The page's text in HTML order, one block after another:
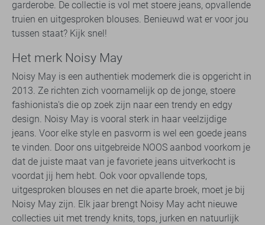
garderobe. De collectie is vol met stoere jeans, opvallende
truien en uitgesproken blouses. Benieuwd wat er voor jou
tussen staat? Kijk snel!
Het merk Noisy May
Noisy May is een authentiek modemerk die is opgericht in
2013. Ze richten zich voornamelijk op de jonge, stoere
fashionista's die op zoek zijn naar een trendy en edgy
design. Noisy May is vooral sterk in haar veelzijdige
jeans. Voor elke style en pasvorm is wel een goede jeans
te vinden. Door ons uitgebreide NOOS aanbod voorkom je
dat de juiste maat van je favoriete jeans uitverkocht is
voordat jij hem hebt. Ook voor opvallende tops,
uitgesproken blouses en net die aparte broek, moet je bij
Noisy May zijn. Elk jaar brengt Noisy May acht nieuwe
collecties uit met trendy knits, tops, jurken en natuurlijk